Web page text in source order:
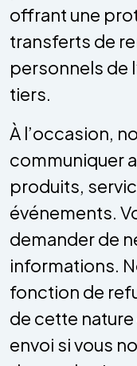
offrant une
transferts de
personnels de
tiers.
À l’occasion,
communiquer
produits,
événements.
demander de
informations.
fonction de
de cette
envoi si vous